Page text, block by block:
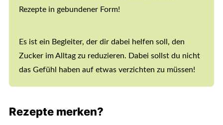
Rezepte in gebundener Form!
Es ist ein Begleiter, der dir dabei helfen soll, den
Zucker im Alltag zu reduzieren. Dabei sollst du nicht
das Gefühl haben auf etwas verzichten zu müssen!
Rezepte merken?